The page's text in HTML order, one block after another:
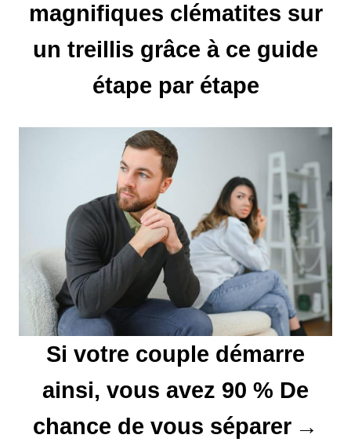
omagnifiques clématites sur
un treillis grâce à ce guide
étape par étape
Si votre couple démarre
ainsi, vous avez 90 % De
chance de vous séparer